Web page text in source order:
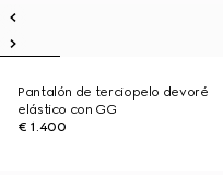
Pantalón de terciopelo devoré
elástico con GG
€ 1.400